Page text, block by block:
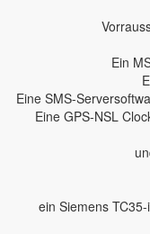
Ein
Eine SMS-
Eine GPS-NSL
ein Siemens